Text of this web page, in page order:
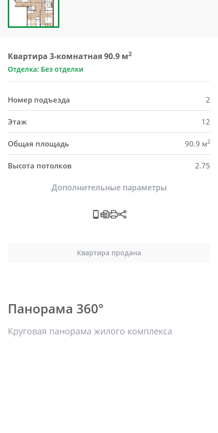
Квартира 3-комнатная 90.9 м2
Отделка: Без отделки
Номер подъезда 2
Этаж 12
Общая площадь 90.9 м2
Высота потолков 2.75
Дополнительные параметры
Квартира продана
Панорама 360°
Круговая панорама жилого комплекса